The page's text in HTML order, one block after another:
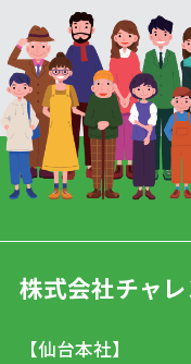
株式会社チャ
【仙台本社】